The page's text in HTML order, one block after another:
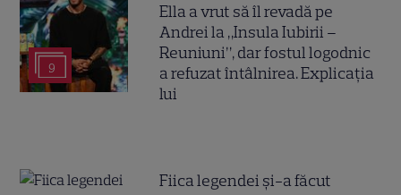
9
Ella a vrut să îl revadă pe
Andrei la „Insula Iubirii –
Reuniuni”, dar fostul logodnic
a refuzat întâlnirea. Explicația
lui
Fiica legendei și-a făcut